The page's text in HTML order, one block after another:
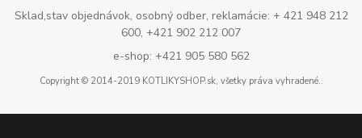
Sklad,stav objednávok, osobný odber, reklamácie: + 421 948 212
600, +421 902 212 007
e-shop: +421 905 580 562
Copyright © 2014-2019 KOTLIKYSHOP.sk, všetky práva vyhradené..